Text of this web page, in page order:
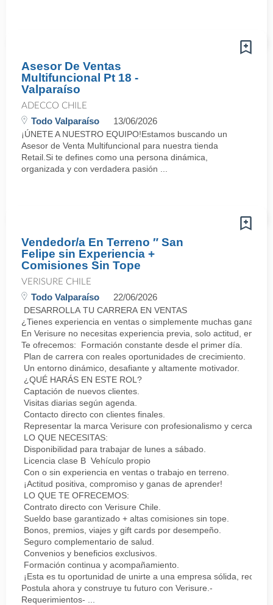
Asesor De Ventas
Multifuncional Pt 18 -
Valparaíso
ADECCO CHILE
Todo Valparaíso 13/06/2026
¡ÚNETE A NUESTRO EQUIPO!Estamos buscando un
Asesor de Venta Multifuncional para nuestra tienda
Retail.Si te defines como una persona dinámica,
organizada y con verdadera pasión ...
Vendedor/a En Terreno ″ San
Felipe sin Experiencia +
Comisiones Sin Tope
VERISURE CHILE
Todo Valparaíso 22/06/2026
DESARROLLA TU CARRERA EN VENTAS
¿Tienes experiencia en ventas o simplemente muchas ganas
En Verisure no necesitas experiencia previa, solo actitud,
Te ofrecemos: Formación constante desde el primer día.
Plan de carrera con reales oportunidades de crecimiento.
Un entorno dinámico, desafiante y altamente motivador.
¿QUÉ HARÁS EN ESTE ROL?
Captación de nuevos clientes.
Visitas diarias según agenda.
Contacto directo con clientes finales.
Representar la marca Verisure con profesionalismo y cercanía.
LO QUE NECESITAS:
Disponibilidad para trabajar de lunes a sábado.
Licencia clase B Vehículo propio
Con o sin experiencia en ventas o trabajo en terreno.
¡Actitud positiva, compromiso y ganas de aprender!
LO QUE TE OFRECEMOS:
Contrato directo con Verisure Chile.
Sueldo base garantizado + altas comisiones sin tope.
Bonos, premios, viajes y gift cards por desempeño.
Seguro complementario de salud.
Convenios y beneficios exclusivos.
Formación continua y acompañamiento.
¡Esta es tu oportunidad de unirte a una empresa sólida,
Postula ahora y construye tu futuro con Verisure.-
Requerimientos- ...